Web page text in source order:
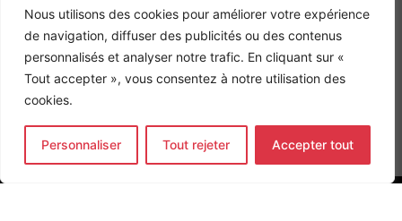
Nous utilisons des cookies pour améliorer votre expérience
de navigation, diffuser des publicités ou des contenus
personnalisés et analyser notre trafic. En cliquant sur «
Tout accepter », vous consentez à notre utilisation des
cookies.
Personnaliser Tout rejeter Accepter tout
e
d
i
n
-
i
a
g
r
a
m
b
o
o
-
f
Bureau d'études Île de France
Bureau d'études Bordeaux
Bureau d'études Lyon
L
i
n
I
n
s
F
c